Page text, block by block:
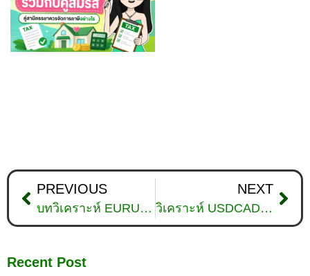
PREVIOUS
บทวิเคราะห์ EURUSD วันที่ 15 เมษายน 2026
NEXT
วิเคราะห์ USDCAD ดูแนวโน้มราคาล่าสุด วันที่ 17 เมษายน 2026
Recent Post